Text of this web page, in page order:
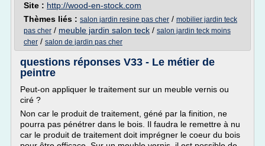
Site : http://wood-en-stock.com
Thèmes liés : salon jardin resine pas cher / mobilier jardin teck
pas cher / meuble jardin salon teck / salon jardin teck moins
cher / salon de jardin pas cher
questions réponses V33 - Le métier de
peintre
Peut-on appliquer le traitement sur un meuble vernis ou
ciré ?
Non car le produit de traitement, géné par la finition, ne
pourra pas pénétrer dans le bois. Il faudra le remettre à nu
car le produit de traitement doit imprégner le coeur du bois